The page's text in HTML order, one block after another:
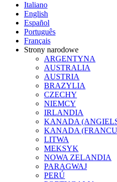
Italiano
English
Español
Português
Français
Strony narodowe
ARGENTYNA
AUSTRALIA
AUSTRIA
BRAZYLIA
CZECHY
NIEMCY
IRLANDIA
KANADA
KANADA
LITWA
MEKSYK
NOWA ZELANDIA
PARAGWAJ
PERÚ